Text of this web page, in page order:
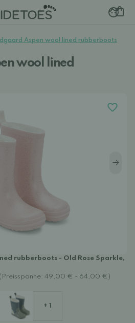
Aspen wool lined rubberboots
wool lined
rubberboots - Old Rose Sparkle,
(Preisspanne: 49,00 € - 64,00 €)
+ 1